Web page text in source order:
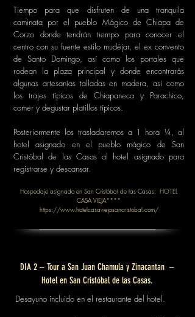
Tiempo para que disfruten de una tranquila
caminata por el pueblo Mágico de Chiapa de
Corzo donde tendrán tiempo para conocer el
centro con su fuente estilo mudéjar, el ex convento
de Santo Domingo, así como los portales que
rodean la plaza principal y donde encontrarás
algunas artesanías talladas en madera, así como
los trajes típicos de Chiapaneca y Parachico,
comer y degustar platillos típicos.
Posteriormente los trasladaremos a 1 hora ¼, al
hotel asignado en el pueblo mágico de San
Cristóbal de las Casas al hotel asignado para
registrarse y descansar.
Hospedaje asignado en San Cristóbal de las Casas: HOTEL
CASA VIEJA****
https://www.hotelcasaviejasancristobal.com/
DIA 2 – Tour a San Juan Chamula y Zinacantan –
Hotel en San Cristóbal de las Casas.
Desayuno incluido en el restaurante del hotel.